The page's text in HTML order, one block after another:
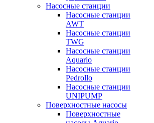
Насосные станции
Насосные станции
AWT
Насосные станции
TWG
Насосные станции
Aquario
Насосные станции
Pedrollo
Насосные станции
UNIPUMP
Поверхностные насосы
Поверхностные